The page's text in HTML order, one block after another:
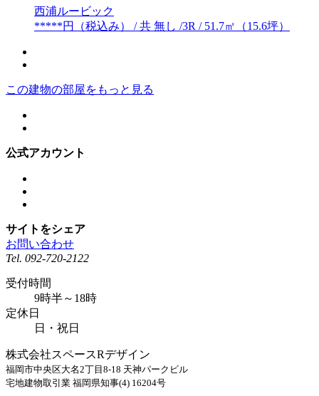
西浦ルービック
*****円（税込み） / 共 無し /3R / 51.7㎡（15.6坪）
この建物の部屋をもっと見る
公式アカウント
サイトをシェア
お問い合わせ
Tel. 092-720-2122
受付時間
9時半～18時
定休日
日・祝日
株式会社スペースRデザイン
福岡市中央区大名2丁目8-18 天神パークビル
宅地建物取引業 福岡県知事(4) 16204号